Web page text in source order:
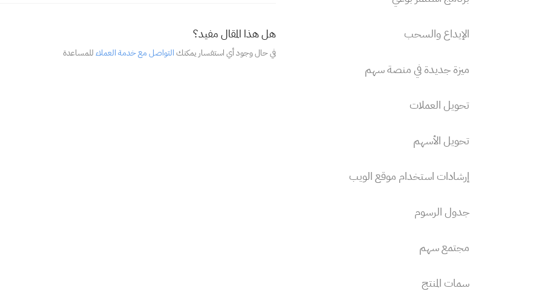
الإيداع والسحب
ميزة جديدة في منصة سهم
تحويل العملات
تحويل الأسهم
إرشادات استخدام موقع الويب
جدول الرسوم
مجتمع سهم
سمات المنتج
هل هذا المقال مفيد؟
في حال وجود أي استفسار يمكنكالتواصل مع خدمة العملاءللمساعدة